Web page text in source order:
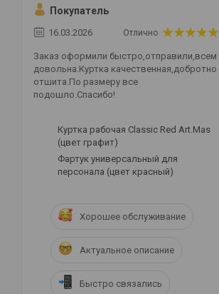
Покупатель
16.03.2026 Отлично
Заказ оформили быстро,отправили,всем
довольна.Куртка качественная,добротно
отшита.По размеру все
подошло.Спасибо!
Куртка рабочая Classic Red Art.Mas
(цвет графит)
Фартук универсальный для
персонала (цвет красный)
Хорошее обслуживание
Актуальное описание
Быстро связались